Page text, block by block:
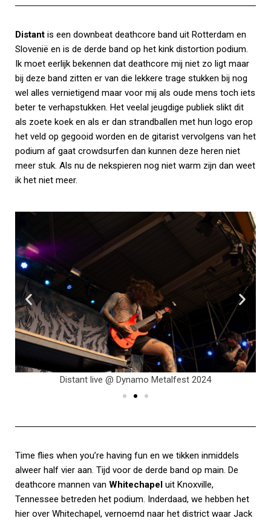
Distant is een downbeat deathcore band uit Rotterdam en
Slovenië en is de derde band op het kink distortion podium.
Ik moet eerlijk bekennen dat deathcore mij niet zo ligt maar
bij deze band zitten er van die lekkere trage stukken bij nog
wel alles vernietigend maar voor mij als oude mens toch iets
beter te verhapstukken. Het veelal jeugdige publiek slikt dit
als zoete koek en als er dan strandballen met hun logo erop
het veld op gegooid worden en de gitarist vervolgens van het
podium af gaat crowdsurfen dan kunnen deze heren niet
meer stuk. Als nu de nekspieren nog niet warm zijn dan weet
ik het niet meer.
Distant live @ Dynamo Metalfest 2024
Time flies when you’re having fun en we tikken inmiddels
alweer half vier aan. Tijd voor de derde band op main. De
deathcore mannen van Whitechapel uit Knoxville,
Tennessee betreden het podium. Inderdaad, we hebben het
hier over Whitechapel, vernoemd naar het district waar Jack